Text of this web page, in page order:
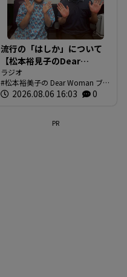
流行の「はしか」について
【松本裕見子のDear
Woman】
ラジオ
松本裕美子の Dear Woman ブロ
グ 2026.08.06 16:03 0
PR